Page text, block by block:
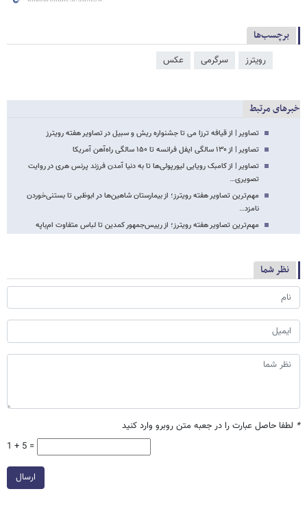
برچسب‌ها
رویترز سرگرمی عکس
خبرهای مرتبط
تصاویر | از قیافه ترزا می تا جشنواره ریش و سبیل در تصاویر هفته رویترز
تصاویر | از ۱۳۰ سالگی ایفل فرانسه تا ۱۵۰ سالگی راه‌آهن آمریکا
تصاویر | از کامبک رویایی لیورپولی‌ها تا به دنیا آمدن فرزند پرنس هری در روایت
تصویری…
مهم‌ترین تصاویر هفته رویترز؛ از بیمارستان شاهین‌ها در ابوظبی تا بستنی‌خوردن
نامزد…
مهم‌ترین تصاویر هفته رویترز؛ از رییس‌جمهور کمدین تا لباس متفاوت ام‌باپه
نظر شما
* لطفا حاصل عبارت را در جعبه متن روبرو وارد کنید
1 + 5 =
ارسال